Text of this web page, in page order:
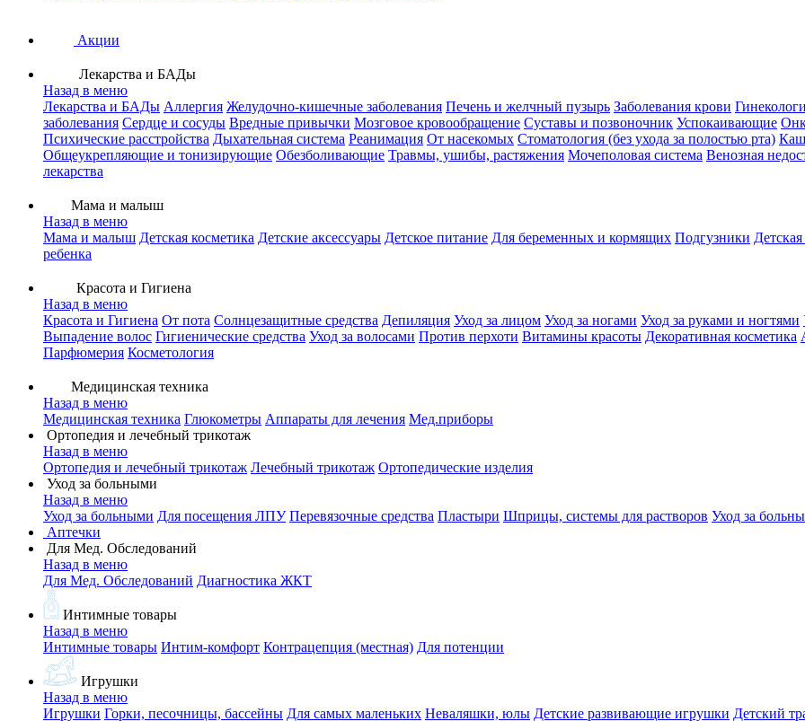
Акции
Лекарства и БАДы
Назад в меню
Лекарства и БАДы Аллергия Желудочно-кишечные заболевания Печень и желчный пузырь Заболевания крови
заболевания Сердце и сосуды Вредные привычки Мозговое кровообращение Суставы и позвоночник Успокаивающие
Психические расстройства Дыхательная система Реанимация От насекомых Стоматология (без ухода за полостью рта)
Общеукрепляющие и тонизирующие Обезболивающие Травмы, ушибы, растяжения Мочеполовая система Венозная
лекарства
Мама и малыш
Назад в меню
Мама и малыш Детская косметика Детские аксессуары Детское питание Для беременных и кормящих Подгузники
ребенка
Красота и Гигиена
Назад в меню
Красота и Гигиена От пота Солнцезащитные средства Депиляция Уход за лицом Уход за ногами Уход за руками и ногтями
Выпадение волос Гигиенические средства Уход за волосами Против перхоти Витамины красоты Декоративная косметика
Парфюмерия Косметология
Медицинская техника
Назад в меню
Медицинская техника Глюкометры Аппараты для лечения Мед.приборы
Ортопедия и лечебный трикотаж
Назад в меню
Ортопедия и лечебный трикотаж Лечебный трикотаж Ортопедические изделия
Уход за больными
Назад в меню
Уход за больными Для посещения ЛПУ Перевязочные средства Пластыри Шприцы, системы для растворов Уход за
Аптечки
Для Мед. Обследований
Назад в меню
Для Мед. Обследований Диагностика ЖКТ
Интимные товары
Назад в меню
Интимные товары Интим-комфорт Контрацепция (местная) Для потенции
Игрушки
Назад в меню
Игрушки Горки, песочницы, бассейны Для самых маленьких Неваляшки, юлы Детские развивающие игрушки Детский